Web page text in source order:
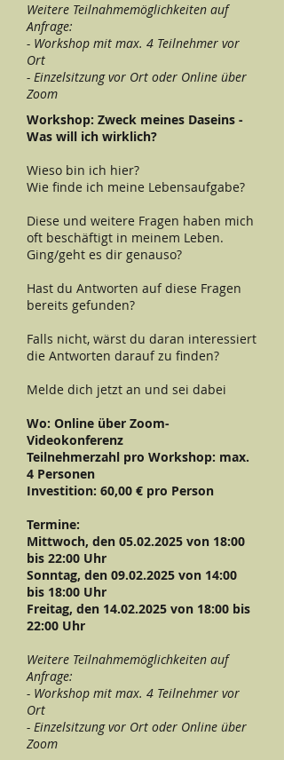
Weitere Teilnahmemöglichkeiten auf
Anfrage:
- Workshop mit max. 4 Teilnehmer vor
Ort
- Einzelsitzung vor Ort oder Online über
Zoom
Workshop: Zweck meines Daseins -
Was will ich wirklich?
Wieso bin ich hier?
Wie finde ich meine Lebensaufgabe?
Diese und weitere Fragen haben mich
oft beschäftigt in meinem Leben.
Ging/geht es dir genauso?
Hast du Antworten auf diese Fragen
bereits gefunden?
Falls nicht, wärst du daran interessiert
die Antworten darauf zu finden?
Melde dich jetzt an und sei dabei
Wo: Online über Zoom-
Videokonferenz
Teilnehmerzahl pro Workshop: max.
4 Personen
Investition: 60,00 € pro Person
Termine:
Mittwoch, den 05.02.2025 von 18:00
bis 22:00 Uhr
Sonntag, den 09.02.2025 von 14:00
bis 18:00 Uhr
Freitag, den 14.02.2025 von 18:00 bis
22:00 Uhr
Weitere Teilnahmemöglichkeiten auf
Anfrage:
- Workshop mit max. 4 Teilnehmer vor
Ort
- Einzelsitzung vor Ort oder Online über
Zoom